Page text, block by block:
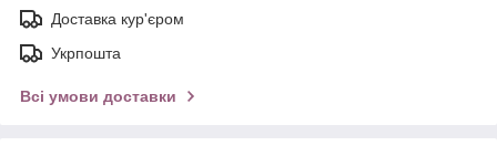
Доставка кур'єром
Укрпошта
Всі умови доставки